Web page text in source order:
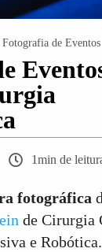
Fotografia de Eventos
1min de
fotográfica
de Cirurgia
e Robótica.